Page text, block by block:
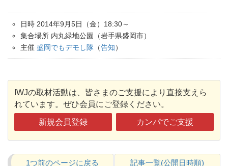
日時 2014年9月5日（金）18:30～
集合場所 内丸緑地公園（岩手県盛岡市）
主催 盛岡でもデモし隊 （告知）
IWJの取材活動は、皆さまのご支援により直接支えら
れています。ぜひ会員にご登録ください。
新規会員登録 カンパでご支援
1つ前のページに戻る 記事一覧(公開日時順)